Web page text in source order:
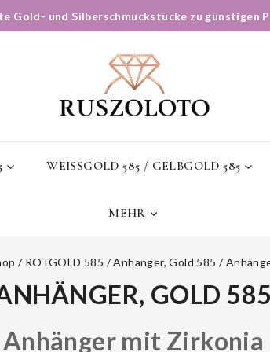
Gold- und Silberschmuckstücke zu günstigen
WEISSGOLD 585 / GELBGOLD 585
MEHR
/ ROTGOLD 585 / Anhänger, Gold 585 /
GOLD 585
Anhänger mit Zirkonia